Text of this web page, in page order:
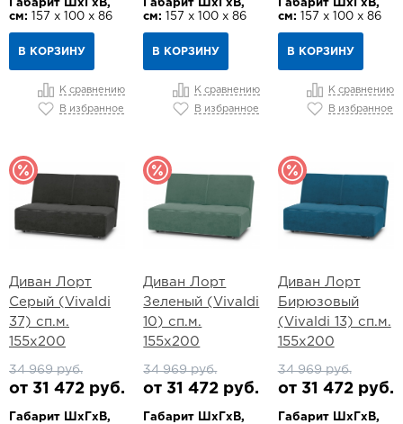
Габарит ШхГхВ,
см: 157 х 100 х 86
В КОРЗИНУ
К сравнению
В избранное
Габарит ШхГхВ,
см:
157 х 100 х 86
В КОРЗИНУ
К сравнению
В избранное
Габарит ШхГхВ,
см: 157 х 100 х 86
В КОРЗИНУ
К сравнению
В избранное
Диван Лорт
Серый (Vivaldi
37) сп.м.
155х200
34 969 руб.
от 31 472 руб.
Габарит ШхГхВ,
Диван Лорт
Зеленый (Vivaldi
10) сп.м.
155х200
34 969 руб.
от 31 472 руб.
Габарит ШхГхВ,
Диван Лорт
Бирюзовый
(Vivaldi 13) сп.м.
155х200
34 969 руб.
от 31 472 руб.
Габарит ШхГхВ,